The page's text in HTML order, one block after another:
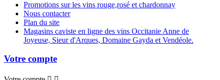
Promotions sur les vins rouge,rosé et chardonnay
Nous contacter
Plan du site
Magasins caviste en ligne des vins Occitanie Anne de
Joyeuse, Sieur d'Arques, Domaine Gayda et Vendéole.
Votre compte